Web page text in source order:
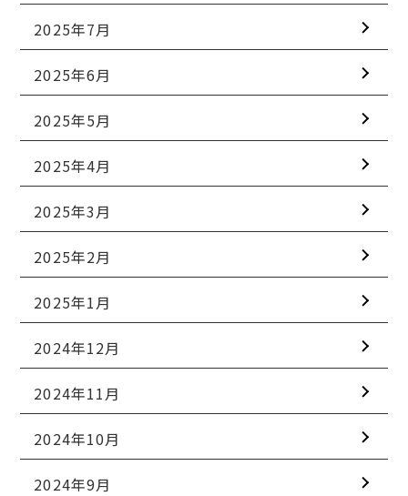
2025年7月
2025年6月
2025年5月
2025年4月
2025年3月
2025年2月
2025年1月
2024年12月
2024年11月
2024年10月
2024年9月